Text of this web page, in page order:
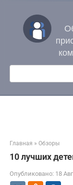
контенту
Поиск:
Главная » Обзоры
10 лучших
Опубликовано: 18